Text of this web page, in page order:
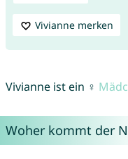
Vivianne merken
Vivianne ist ein ♀
Woher kommt der